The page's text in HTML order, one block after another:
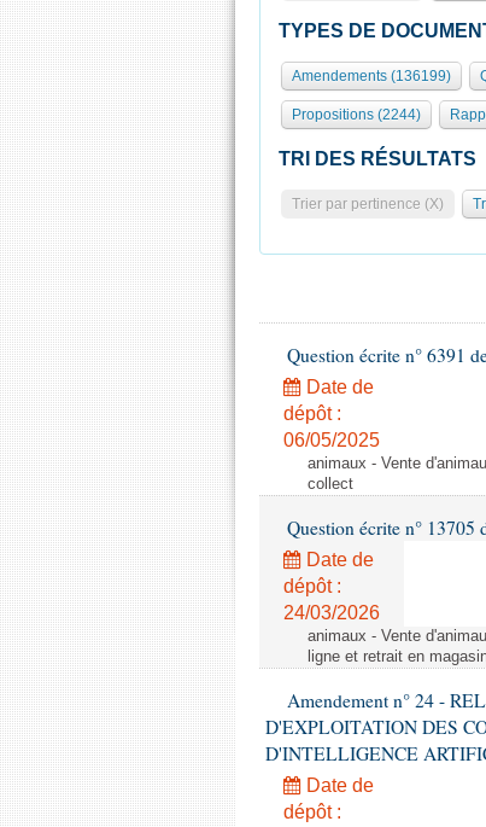
TYPES DE
Amendements (136199)
Propositions (2244)
TRI DES RÉSULTATS
Trier par pertinence (X)
Question écrite n° 6391
Date de
dépôt :
06/05/2025
animaux - Vente
collect
Question écrite n° 13705
Date de
dépôt :
24/03/2026
animaux - Vente
ligne et retrait en
Amendement n° 24 -
D'EXPLOITATION DES
D'INTELLIGENCE
Date de
dépôt :